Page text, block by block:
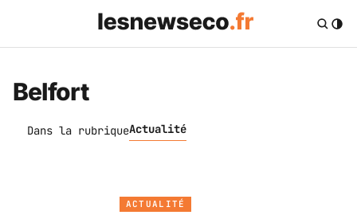
Belfort
Dans la rubriqueActualité
ACTUALITÉ